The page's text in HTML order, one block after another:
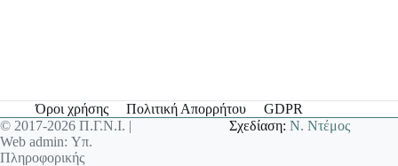
Όροι χρήσης Πολιτική Απορρήτου
GDPR
© 2017-2026 Π.Γ.Ν.Ι. |
Web admin: Υπ.
Πληροφορικής
Σχεδίαση:Ν. Ντέμος